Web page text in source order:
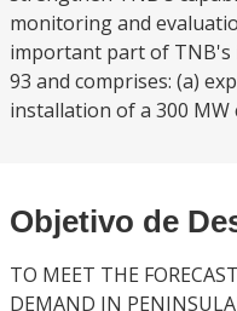
monitoring and
important part of TNB's
93 and comprises: (a)
installation of a 300 MW
Objetivo de
TO MEET THE
DEMAND IN